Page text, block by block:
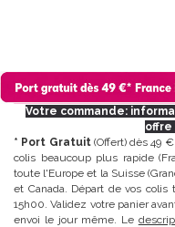
Votre commande:
offre
* Port Gratuit(Offert) dès 49
colis beaucoup plus rapide
toute l'Europe et la Suisse
et Canada. Départ de vos
15h00. Validez votre panier
envoi le jour même. Le